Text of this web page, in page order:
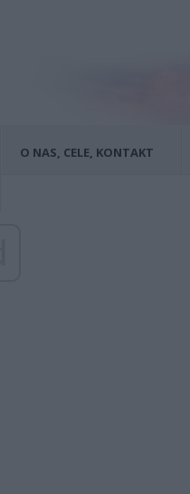
O NAS, CELE, KONTAKT